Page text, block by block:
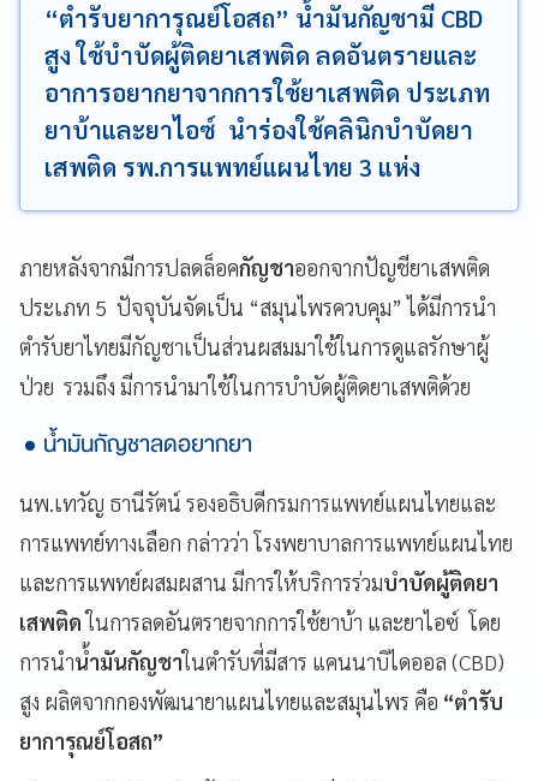
“ตำรับยาการุณย์โอสถ” น้ำมันกัญชามี CBD
สูง ใช้บำบัดผู้ติดยาเสพติด ลดอันตรายและ
อาการอยากยาจากการใช้ยาเสพติด ประเภท
ยาบ้าและยาไอซ์ นำร่องใช้คลินิกบำบัดยา
เสพติด รพ.การแพทย์แผนไทย 3 แห่ง
ภายหลังจากมีการปลดล็อคกัญชาออกจากปัญชียาเสพติด
ประเภท 5 ปัจจุบันจัดเป็น “สมุนไพรควบคุม” ได้มีการนำ
ตำรับยาไทยมีกัญชาเป็นส่วนผสมมาใช้ในการดูแลรักษาผู้
ป่วย รวมถึง มีการนำมาใช้ในการบำบัดผู้ติดยาเสพติด้วย
น้ำมันกัญชาลดอยากยา
นพ.เทวัญ ธานีรัตน์ รองอธิบดีกรมการแพทย์แผนไทยและ
การแพทย์ทางเลือก กล่าวว่า โรงพยาบาลการแพทย์แผนไทย
และการแพทย์ผสมผสาน มีการให้บริการร่วมบำบัดผู้ติดยา
เสพติดในการลดอันตรายจากการใช้ยาบ้า และยาไอซ์ โดย
การนำน้ำมันกัญชาในตำรับที่มีสาร แคนนาบิไดออล (CBD)
สูง ผลิตจากกองพัฒนายาแผนไทยและสมุนไพร คือ “ตำรับ
ยาการุณย์โอสถ”